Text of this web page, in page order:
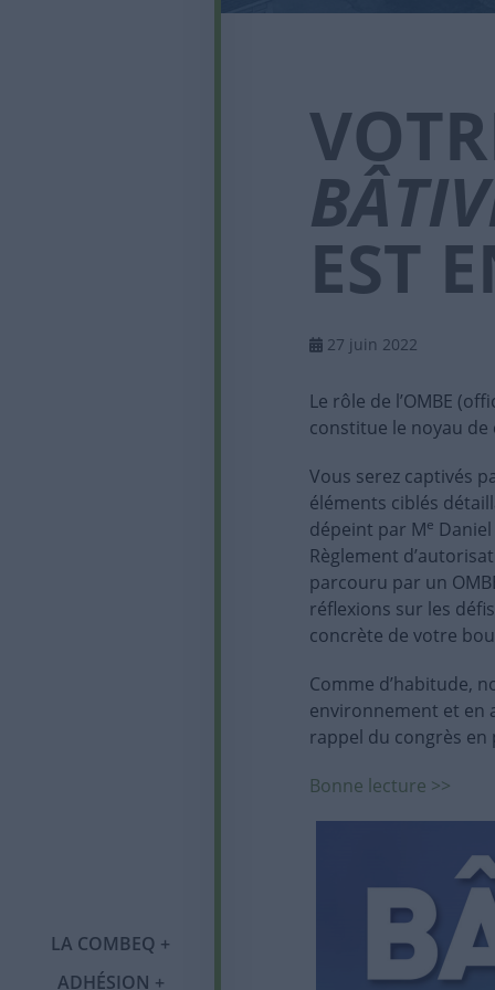
LA COMBEQ
Notre histoire
ADHÉSION
EST
27 juin 2022
Le rôle de l’OMBE
constitue le noyau
Vous serez captivés
éléments ciblés
dépeint par Me
Règlement
parcouru par un
réflexions sur les
concrète de votre
Comme d’habitude,
environnement et en
rappel du congrès
Bonne lecture >>